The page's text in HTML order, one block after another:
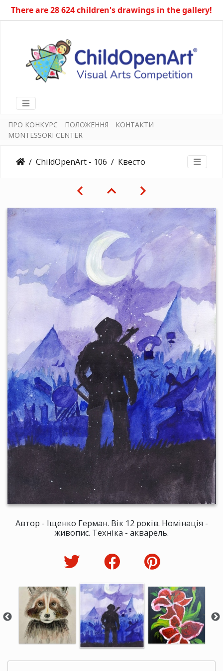
There are 28 624 children's drawings in the gallery!
ПРО КОНКУРС ПОЛОЖЕННЯ
КОНТАКТИ
MONTESSORI CENTER
ChildOpenArt - 106 Квесто
Автор - Іщенко Герман. Вік 12 років. Номінація -
живопис. Техніка - акварель.